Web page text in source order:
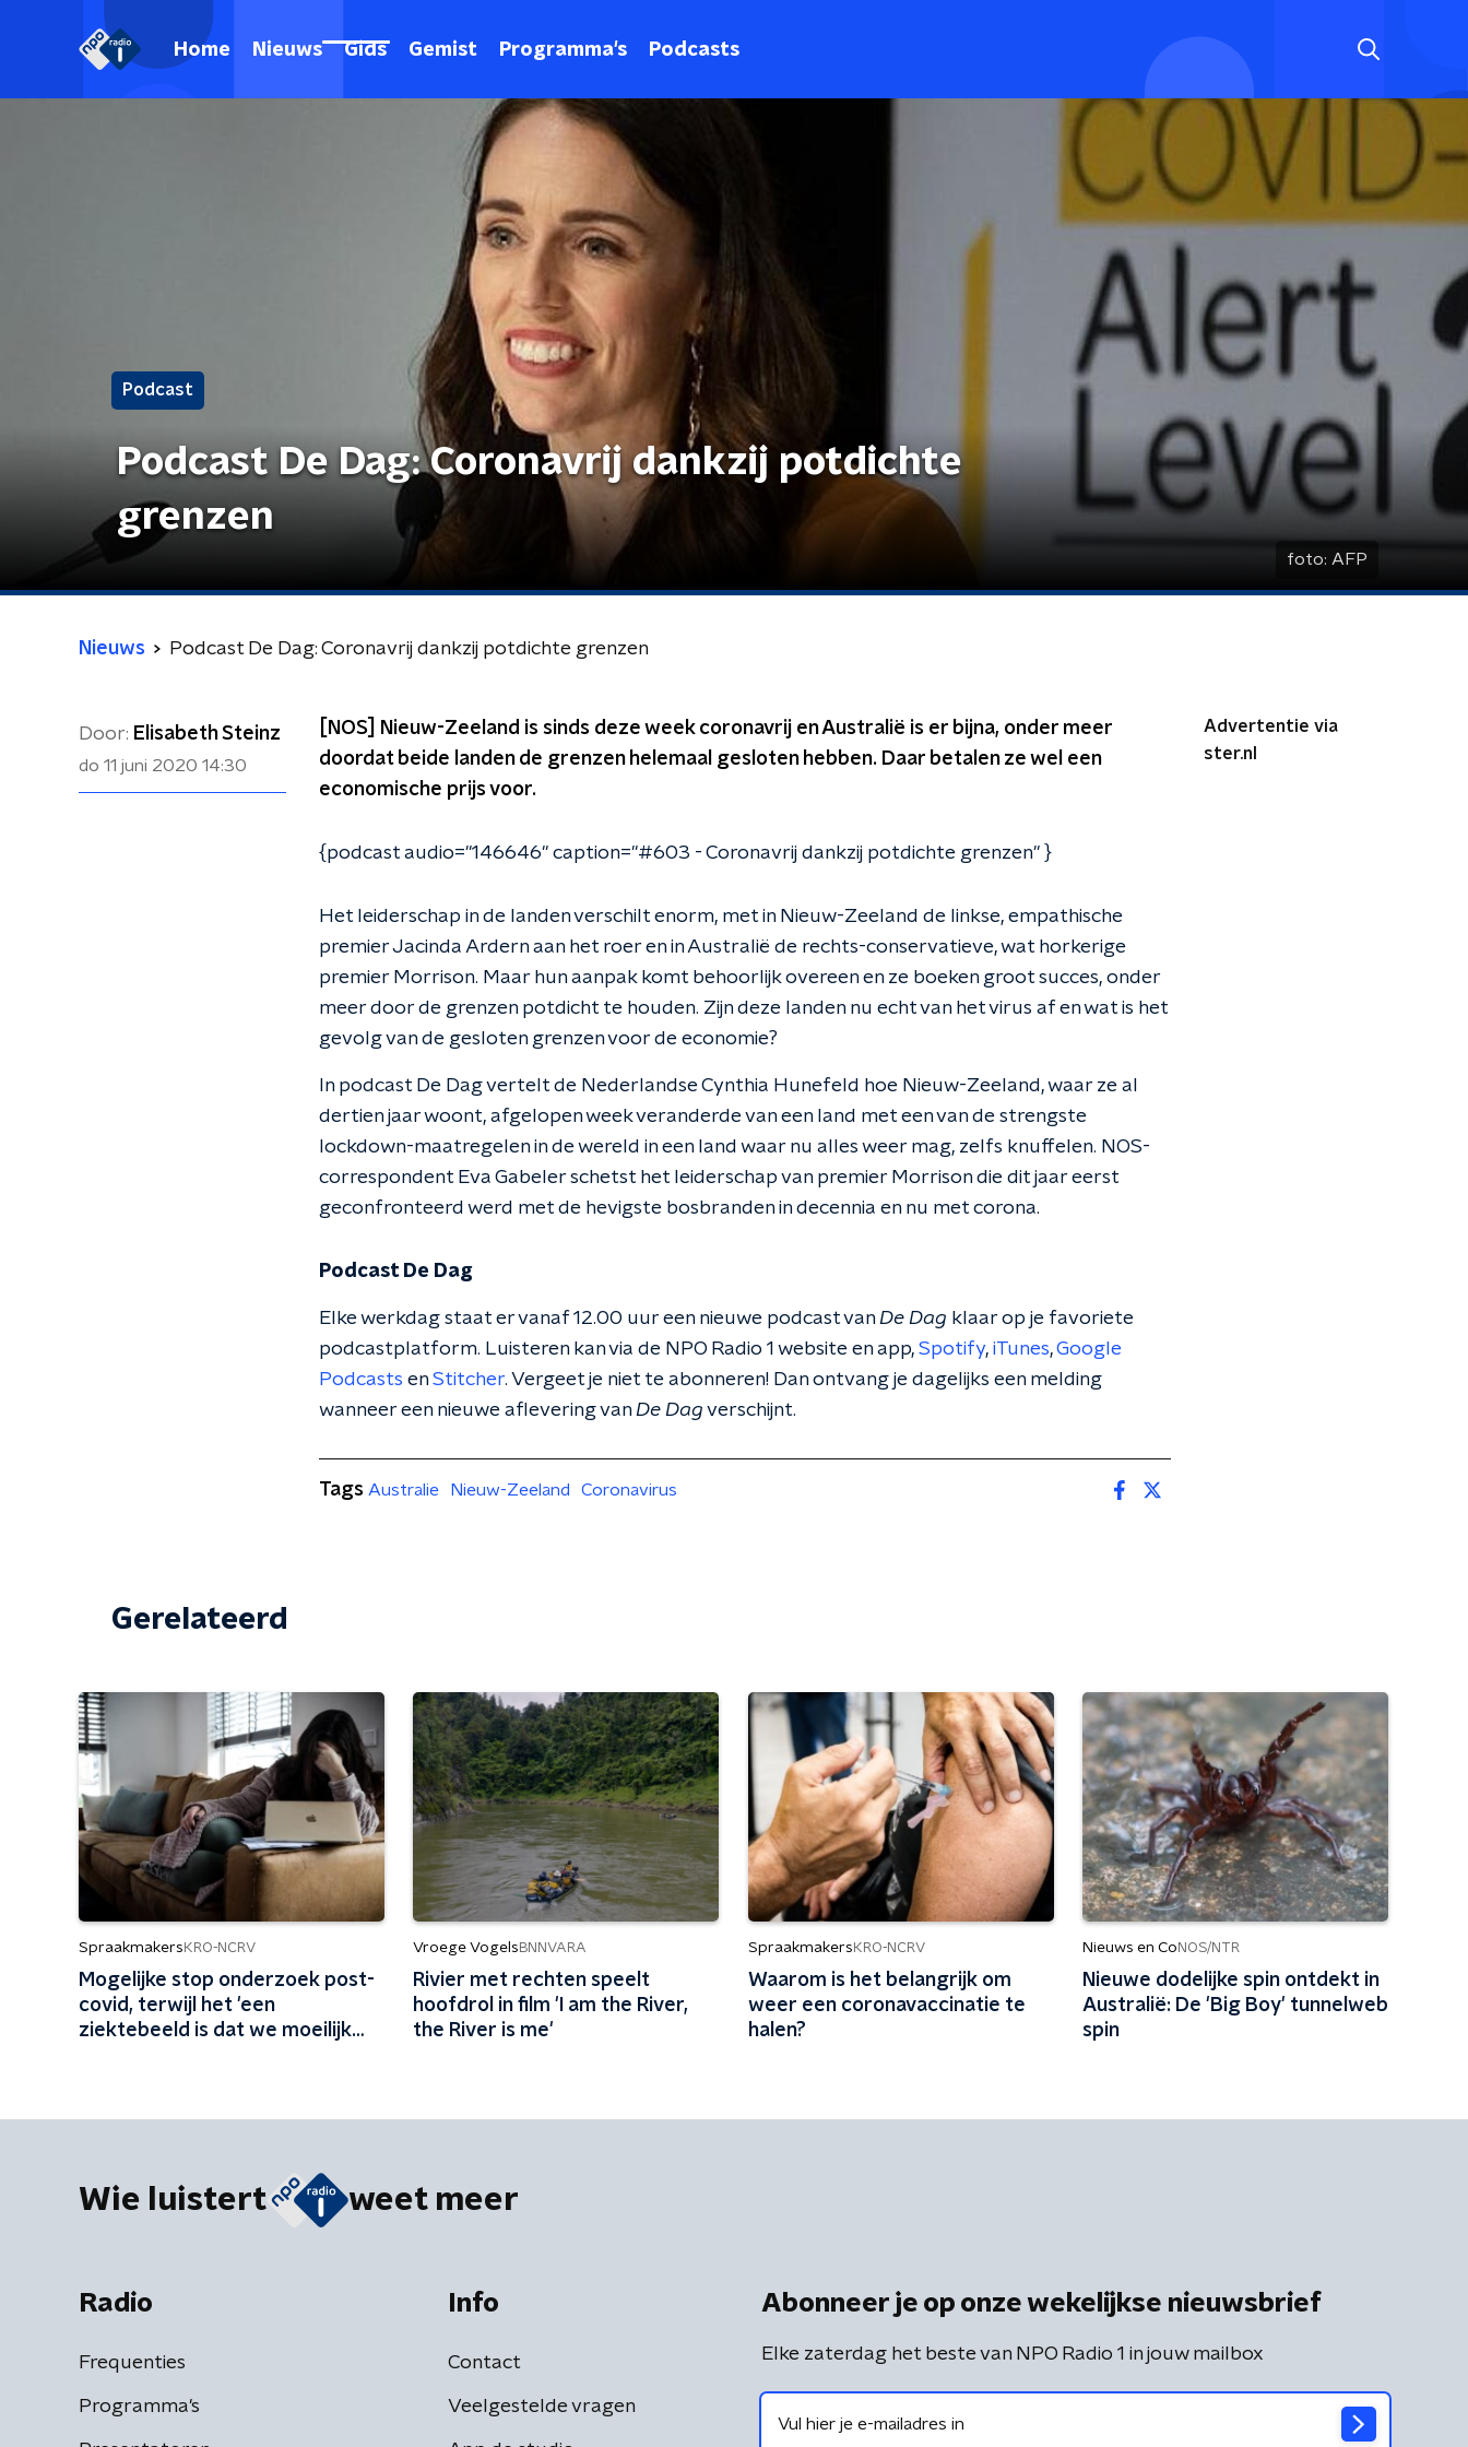
Home Nieuws Gids Gemist Programma's Podcasts
Podcast
Podcast De Dag: Coronavrij dankzij potdichte
grenzen
foto: AFP
Nieuws Podcast De Dag: Coronavrij dankzij potdichte grenzen
Door: Elisabeth Steinz
do 11 juni 2020 14:30
[NOS] Nieuw-Zeeland is sinds deze week coronavrij en Australië is er bijna, onder meer
doordat beide landen de grenzen helemaal gesloten hebben. Daar betalen ze wel een
economische prijs voor.
{podcast audio="146646" caption="#603 - Coronavrij dankzij potdichte grenzen" }
Het leiderschap in de landen verschilt enorm, met in Nieuw-Zeeland de linkse, empathische
premier Jacinda Ardern aan het roer en in Australië de rechts-conservatieve, wat horkerige
premier Morrison. Maar hun aanpak komt behoorlijk overeen en ze boeken groot succes, onder
meer door de grenzen potdicht te houden. Zijn deze landen nu echt van het virus af en wat is het
gevolg van de gesloten grenzen voor de economie?
In podcast De Dag vertelt de Nederlandse Cynthia Hunefeld hoe Nieuw-Zeeland, waar ze al
dertien jaar woont, afgelopen week veranderde van een land met een van de strengste
lockdown-maatregelen in de wereld in een land waar nu alles weer mag, zelfs knuffelen. NOS-
correspondent Eva Gabeler schetst het leiderschap van premier Morrison die dit jaar eerst
geconfronteerd werd met de hevigste bosbranden in decennia en nu met corona.
Podcast De Dag
Elke werkdag staat er vanaf 12.00 uur een nieuwe podcast vanDe Dag klaar op je favoriete
podcastplatform. Luisteren kan via de NPO Radio 1 website en app, Spotify, iTunes,Google
Podcasts enStitcher. Vergeet je niet te abonneren! Dan ontvang je dagelijks een melding
wanneer een nieuwe aflevering vanDe Dag verschijnt.
Advertentie via
ster.nl
Tags Australie Nieuw-Zeeland Coronavirus
Gerelateerd
Spraakmakers KRO-NCRV
Mogelijke stop onderzoek post-
covid, terwijl het 'een
ziektebeeld is dat we moeilijk
Vroege Vogels BNNVARA
Rivier met rechten speelt
hoofdrol in film 'I am the River,
the River is me'
Spraakmakers KRO-NCRV
Waarom is het belangrijk om
weer een coronavaccinatie te
halen?
Nieuws en Co NOS/NTR
Nieuwe dodelijke spin ontdekt in
Australië: De 'Big Boy' tunnelweb
spin
Wie luistert weet meer
Radio
Frequenties
Programma's
Info
Contact
Veelgestelde vragen
Abonneer je op onze wekelijkse nieuwsbrief
Elke zaterdag het beste van NPO Radio 1 in jouw mailbox